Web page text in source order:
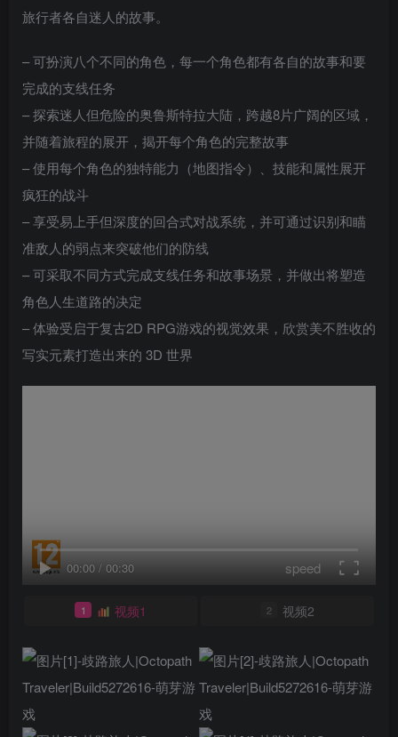
旅行者各自迷人的故事。
– 可扮演八个不同的角色，每一个角色都有各自的故事和要
完成的支线任务
– 探索迷人但危险的奥鲁斯特拉大陆，跨越8片广阔的区域，
并随着旅程的展开，揭开每个角色的完整故事
– 使用每个角色的独特能力（地图指令）、技能和属性展开
疯狂的战斗
– 享受易上手但深度的回合式对战系统，并可通过识别和瞄
准敌人的弱点来突破他们的防线
– 可采取不同方式完成支线任务和故事场景，并做出将塑造
角色人生道路的决定
– 体验受启于复古2D RPG游戏的视觉效果，欣赏美不胜收的
写实元素打造出来的 3D 世界
00:00 / 00:30 speed
1 视频1 2 视频2